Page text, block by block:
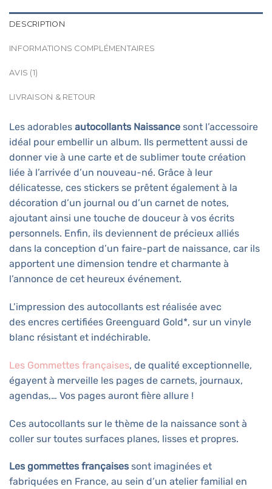
DESCRIPTION
INFORMATIONS COMPLÉMENTAIRES
AVIS (1)
LIVRAISON & RETOUR
Les adorables autocollants Naissance sont l’accessoire
idéal pour embellir un album. Ils permettent aussi de
donner vie à une carte et de sublimer toute création
liée à l’arrivée d’un nouveau-né. Grâce à leur
délicatesse, ces stickers se prêtent également à la
décoration d’un journal ou d’un carnet de notes,
ajoutant ainsi une touche de douceur à vos écrits
personnels. Enfin, ils deviennent de précieux alliés
dans la conception d’un faire-part de naissance, car ils
apportent une dimension tendre et charmante à
l’annonce de cet heureux événement.
L’impression des autocollants est réalisée avec
des encres certifiées Greenguard Gold*, sur un vinyle
blanc résistant et indéchirable.
Les Gommettes françaises, de qualité exceptionnelle,
égayent à merveille les pages de carnets, journaux,
agendas,… Vos pages auront fière allure !
Ces autocollants sur le thème de la naissance sont à
coller sur toutes surfaces planes, lisses et propres.
Les gommettes françaises sont imaginées et
fabriquées en France, au sein d’un atelier familial en